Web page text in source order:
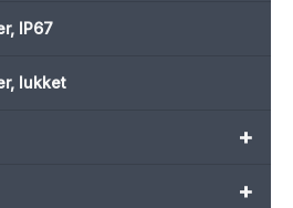
IP67
lukket
+
+